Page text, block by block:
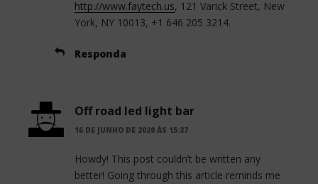
http://www.faytech.us, 121 Varick Street, New
York, NY 10013, +1 646 205 3214.
Responda
Off road led light bar
16 DE JUNHO DE 2020 ÀS 15:37
Howdy! This post couldn’t be written any
better! Going through this article reminds me